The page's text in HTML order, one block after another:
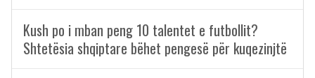
Kush po i mban peng 10 talentet e futbollit?
Shtetësia shqiptare bëhet pengesë për kuqezinjtë